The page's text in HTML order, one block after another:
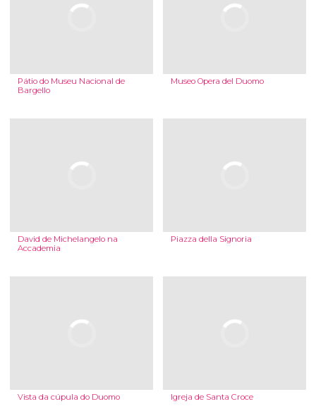
Pátio do Museu Nacional de
Bargello
Museo Opera del Duomo
David de Michelangelo na
Accademia
Piazza della Signoria
Vista da cúpula do Duomo Igreja de Santa Croce